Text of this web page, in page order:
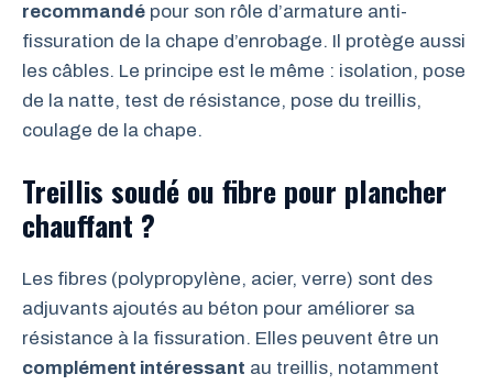
recommandé pour son rôle d’armature anti-
fissuration de la chape d’enrobage. Il protège aussi
les câbles. Le principe est le même : isolation, pose
de la natte, test de résistance, pose du treillis,
coulage de la chape.
Treillis soudé ou fibre pour plancher
chauffant ?
Les fibres (polypropylène, acier, verre) sont des
adjuvants ajoutés au béton pour améliorer sa
résistance à la fissuration. Elles peuvent être un
complément intéressant au treillis, notamment